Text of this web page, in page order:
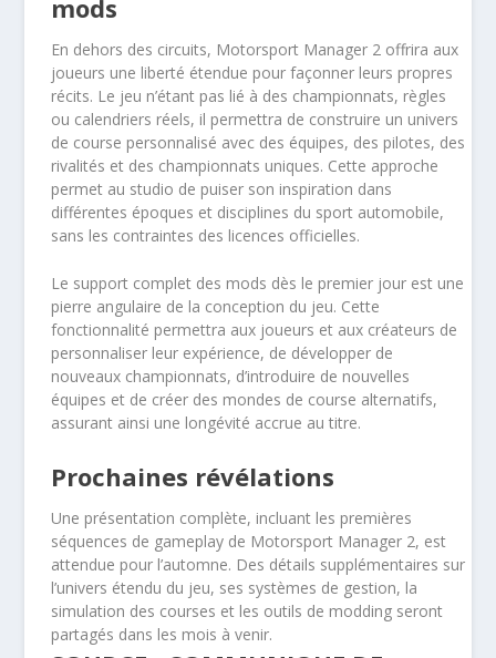
mods
En dehors des circuits, Motorsport Manager 2 offrira aux
joueurs une liberté étendue pour façonner leurs propres
récits. Le jeu n’étant pas lié à des championnats, règles
ou calendriers réels, il permettra de construire un univers
de course personnalisé avec des équipes, des pilotes, des
rivalités et des championnats uniques. Cette approche
permet au studio de puiser son inspiration dans
différentes époques et disciplines du sport automobile,
sans les contraintes des licences officielles.
Le support complet des mods dès le premier jour est une
pierre angulaire de la conception du jeu. Cette
fonctionnalité permettra aux joueurs et aux créateurs de
personnaliser leur expérience, de développer de
nouveaux championnats, d’introduire de nouvelles
équipes et de créer des mondes de course alternatifs,
assurant ainsi une longévité accrue au titre.
Prochaines révélations
Une présentation complète, incluant les premières
séquences de gameplay de Motorsport Manager 2, est
attendue pour l’automne. Des détails supplémentaires sur
l’univers étendu du jeu, ses systèmes de gestion, la
simulation des courses et les outils de modding seront
partagés dans les mois à venir.